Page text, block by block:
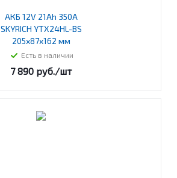
АКБ 12V 21Ah 350A
SKYRICH YTX24HL-BS
205x87x162 мм
Есть в наличии
7 890 руб./шт